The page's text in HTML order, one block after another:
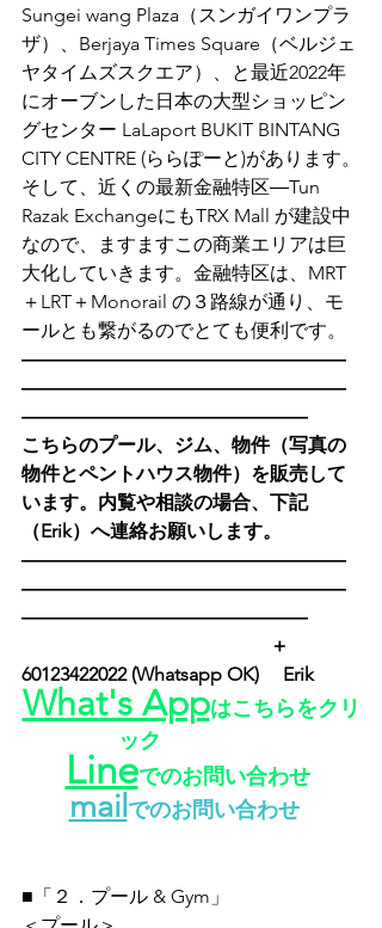
Sungei wang Plaza（スンガイワンプラ
ザ）、Berjaya Times Square（ベルジェ
ヤタイムズスクエア）、と最近2022年
にオーブンした日本の大型ショッピン
グセンター LaLaport BUKIT BINTANG
CITY CENTRE (ららぽーと)があります。
そして、近くの最新金融特区―Tun
Razak ExchangeにもTRX Mall が建設中
なので、ますますこの商業エリアは巨
大化していきます。金融特区は、MRT
＋LRT＋Monorail の３路線が通り、モ
ールとも繋がるのでとても便利です。
―――――――――――――――――
―――――――――――――――――
―――――――――――――――
こちらのプール、ジム、物件（写真の
物件とペントハウス物件）を販売して
います。内覧や相談の場合、下記
（Erik）へ連絡お願いします。
―――――――――――――――――
―――――――――――――――――
―――――――――――――――
＋
60123422022 (Whatsapp OK) 　Erik
What's Appはこちらをクリ
ック
Lineでのお問い合わせ
mail でのお問い合わせ
■「２．プール & Gym」